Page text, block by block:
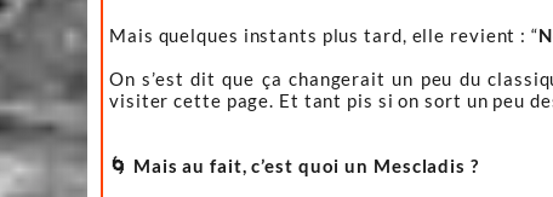
Mais quelques instants plus tard, elle revient : “
On s’est dit que ça changerait un peu du
visiter cette page. Et tant pis si on sort un peu
🌀 Mais au fait, c’est quoi un Mescladis ?